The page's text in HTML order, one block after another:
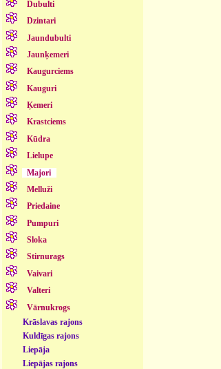
Dubulti
Dzintari
Jaundubulti
Jaunķemeri
Kaugurciems
Kauguri
Ķemeri
Krastciems
Kūdra
Lielupe
Majori
Melluži
Priedaine
Pumpuri
Sloka
Stirnurags
Vaivari
Valteri
Vārnukrogs
Krāslavas rajons
Kuldīgas rajons
Liepāja
Liepājas rajons